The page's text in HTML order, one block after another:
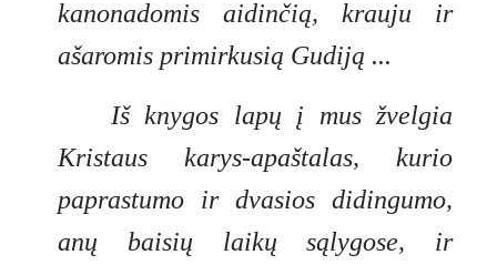
kanonadomis aidinčią, krauju ir
ašaromis primirkusią Gudiją ...
Iš knygos lapų į mus žvelgia
Kristaus karys-apaštalas, kurio
paprastumo ir dvasios didingumo,
anų baisių laikų sąlygose, ir